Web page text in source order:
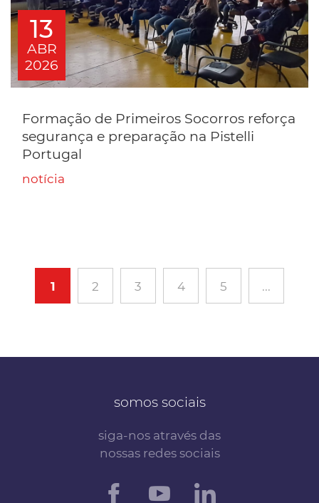
13
ABR
2026
Formação de Primeiros Socorros reforça
segurança e preparação na Pistelli
Portugal
notícia
1 2 3 4 5 ...
somos sociais
siga-nos através das
nossas redes sociais